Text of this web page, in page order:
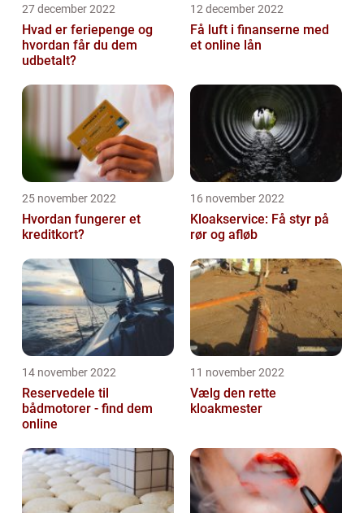
27 december 2022
Hvad er feriepenge og
hvordan får du dem
udbetalt?
12 december 2022
Få luft i finanserne med
et online lån
25 november 2022
Hvordan fungerer et
kreditkort?
16 november 2022
Kloakservice: Få styr på
rør og afløb
14 november 2022
Reservedele til
bådmotorer - find dem
online
11 november 2022
Vælg den rette
kloakmester